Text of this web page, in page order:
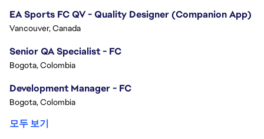
EA Sports FC QV - Quality Designer (Companion App)
Vancouver, Canada
Senior QA Specialist - FC
Bogota, Colombia
Development Manager - FC
Bogota, Colombia
모두 보기